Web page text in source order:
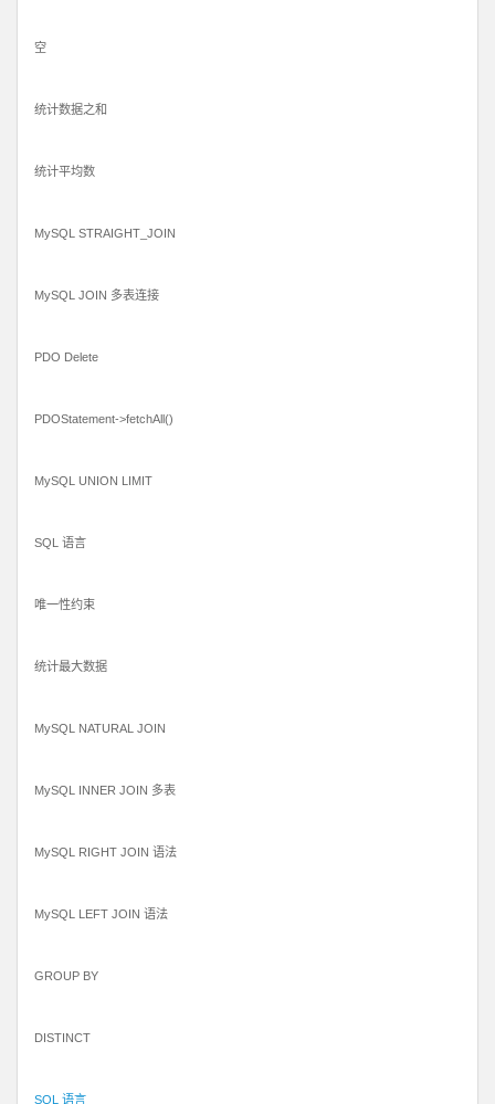
空
统计数据之和
统计平均数
MySQL STRAIGHT_JOIN
MySQL JOIN 多表连接
PDO Delete
PDOStatement->fetchAll()
MySQL UNION LIMIT
SQL 语言
唯一性约束
统计最大数据
MySQL NATURAL JOIN
MySQL INNER JOIN 多表
MySQL RIGHT JOIN 语法
MySQL LEFT JOIN 语法
GROUP BY
DISTINCT
SQL 语言